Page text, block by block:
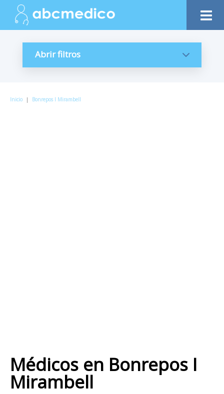
Abrir filtros
Inicio | Bonrepos I Mirambell
Médicos en Bonrepos I
Mirambell